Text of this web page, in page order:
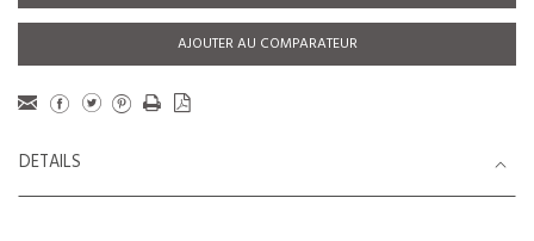
AJOUTER AU COMPARATEUR
DETAILS